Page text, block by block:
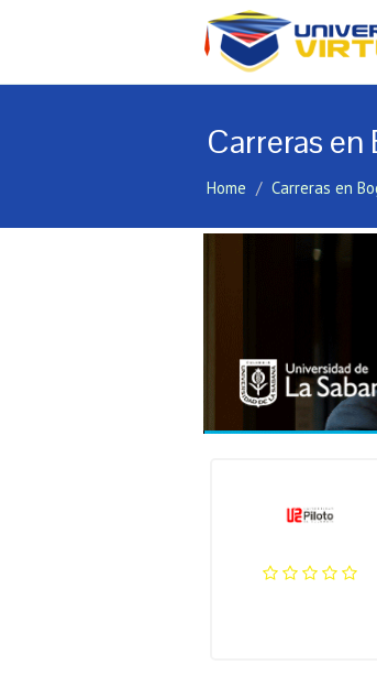
Carreras
Home Carreras en